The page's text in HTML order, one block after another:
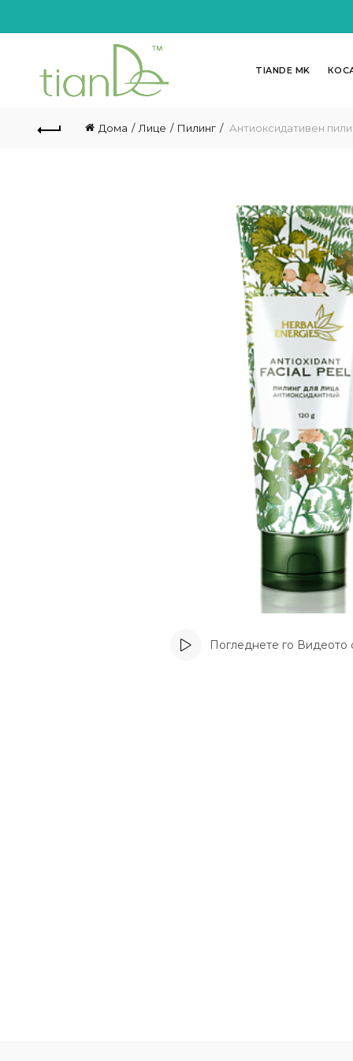
TIANDE MK
Дома Лице Пилинг Антиоксидативен
Погледнете го Видеото